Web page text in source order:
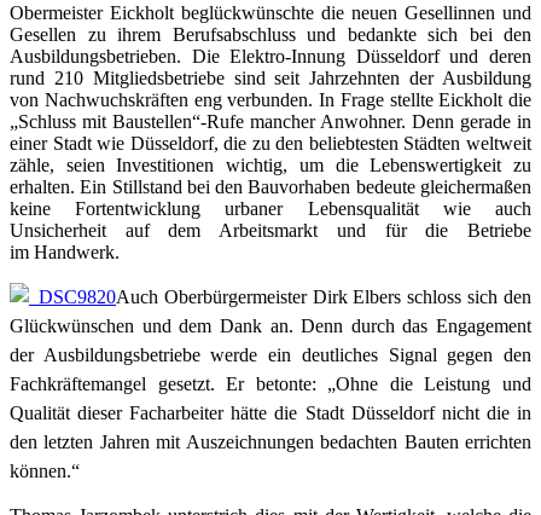
Obermeister Eickholt beglückwünschte die neuen Gesellinnen und
Gesellen zu ihrem Berufsabschluss und bedankte sich bei den
Ausbildungsbetrieben. Die Elektro-Innung Düsseldorf und deren
rund 210 Mitgliedsbetriebe sind seit Jahrzehnten der Ausbildung
von Nachwuchskräften eng verbunden. In Frage stellte Eickholt die
„Schluss mit Baustellen“-Rufe mancher Anwohner. Denn gerade in
einer Stadt wie Düsseldorf, die zu den beliebtesten Städten weltweit
zähle, seien Investitionen wichtig, um die Lebenswertigkeit zu
erhalten. Ein Stillstand bei den Bauvorhaben bedeute gleichermaßen
keine Fortentwicklung urbaner Lebensqualität wie auch
Unsicherheit auf dem Arbeitsmarkt und für die Betriebe
im Handwerk.
Auch Oberbürgermeister Dirk Elbers schloss sich den
Glückwünschen und dem Dank an. Denn durch das Engagement
der Ausbildungsbetriebe werde ein deutliches Signal gegen den
Fachkräftemangel gesetzt. Er betonte: „Ohne die Leistung und
Qualität dieserFacharbeiter hätte die Stadt Düsseldorf nicht die in
den letzten Jahren mit Auszeichnungenbedachten Bauten errichten
können.“